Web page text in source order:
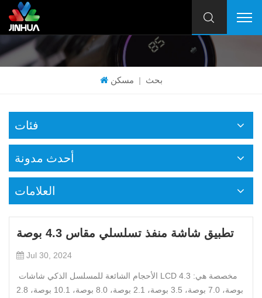
مسكن | بحث
فئات
أحدث مدونة
العلامات
تطبيق شاشة منفذ تسلسلي مقاس 4.3 بوصة
Jul 30, 2024
بوصة، 7.0 بوصة، 3.5 بوصة، 2.1 بوصة، 8.0 بوصة، 10.1 بوصة، 2.8